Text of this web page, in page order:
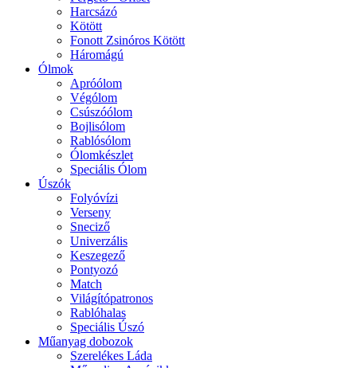
Harcsázó
Kötött
Fonott Zsinóros Kötött
Háromágú
Ólmok
Apróólom
Végólom
Csúszóólom
Bojlisólom
Rablósólom
Ólomkészlet
Speciális Ólom
Úszók
Folyóvízi
Verseny
Sneciző
Univerzális
Keszegező
Pontyozó
Match
Világítópatronos
Rablóhalas
Speciális Úszó
Műanyag dobozok
Szerelékes Láda